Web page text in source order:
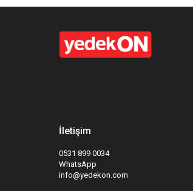
İletişim
0531 899 0034
WhatsApp
info@yedekon.com